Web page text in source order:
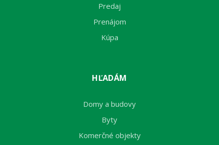
Predaj
Prenájom
Kúpa
HĽADÁM
Domy a budovy
Byty
Komerčné objekty